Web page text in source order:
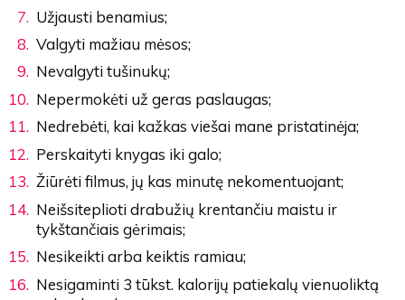
Užjausti benamius;
Valgyti mažiau mėsos;
Nevalgyti tušinukų;
Nepermokėti už geras paslaugas;
Nedrebėti, kai kažkas viešai mane pristatinėja;
Perskaityti knygas iki galo;
Žiūrėti filmus, jų kas minutę nekomentuojant;
Neišsiteplioti drabužių krentančiu maistu ir
tykštančiais gėrimais;
Nesikeikti arba keiktis ramiau;
Nesigaminti 3 tūkst. kalorijų patiekalų vienuoliktą